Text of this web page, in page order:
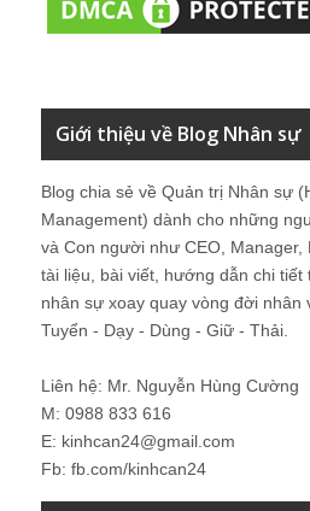
Giới thiệu về Blog Nhân sự
Blog chia sẻ về Quản trị Nhân sự
Management) dành cho những
và Con người như CEO, Manager,
tài liệu, bài viết, hướng dẫn chi
nhân sự xoay quay vòng đời nhân
Tuyển - Dạy - Dùng - Giữ - Thải.
Liên hệ: Mr. Nguyễn Hùng Cường
M: 0988 833 616
E: kinhcan24@gmail.com
Fb: fb.com/kinhcan24